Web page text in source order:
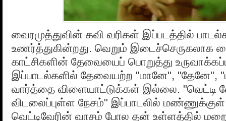
வைரமுத்துவின் கவி வரிகள் இப்படத்தில்
உணர்த்துகின்றது. வெறும் இடைச்செருகலாக
காட்சிகளின் தேவையைப் பொறுத்து
இப்பாடல்களில் தேவையற்ற "மானே", "தேனே",
வார்த்தை விளையாட்டுக்கள் இல்லை. "வெட்டி
விடலைப்புள்ள நேசம்" இப்பாடலில் மண்ணுக்குள்
வெட்டிவேரின் வாசம் போல தன் உள்ளத்தில்